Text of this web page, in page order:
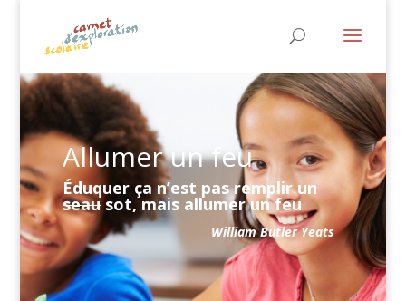
Allumer un feu
Éduquer ça n’est pas remplir un
seausot, mais allumer un feu
William Butler Yeats